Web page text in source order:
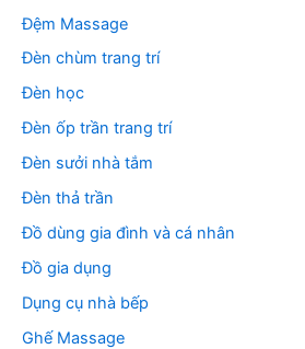
Đệm Massage
Đèn chùm trang trí
Đèn học
Đèn ốp trần trang trí
Đèn sưởi nhà tắm
Đèn thả trần
Đồ dùng gia đình và cá nhân
Đồ gia dụng
Dụng cụ nhà bếp
Ghế Massage